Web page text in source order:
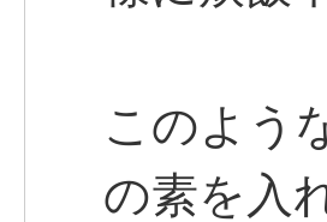
このよう
の素を入